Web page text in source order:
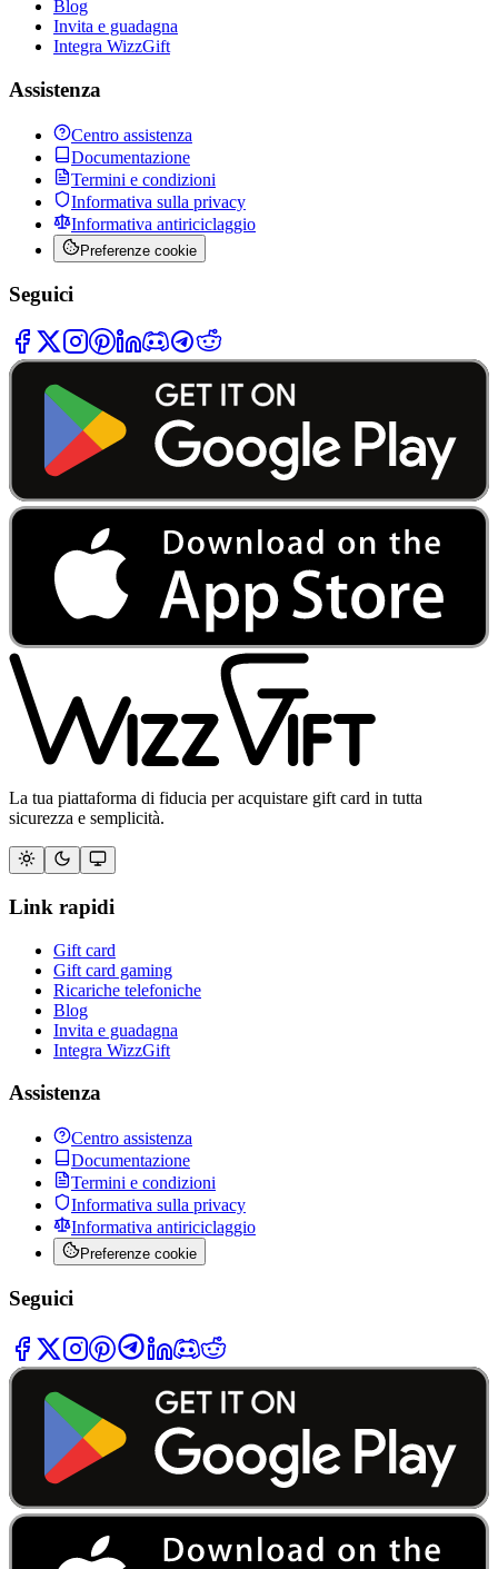
Blog
Invita e guadagna
Integra WizzGift
Assistenza
Centro assistenza
Documentazione
Termini e condizioni
Informativa sulla privacy
Informativa antiriciclaggio
Preferenze cookie
Seguici
La tua piattaforma di fiducia per acquistare gift card in tutta
sicurezza e semplicità.
Link rapidi
Gift card
Gift card gaming
Ricariche telefoniche
Blog
Invita e guadagna
Integra WizzGift
Assistenza
Centro assistenza
Documentazione
Termini e condizioni
Informativa sulla privacy
Informativa antiriciclaggio
Preferenze cookie
Seguici